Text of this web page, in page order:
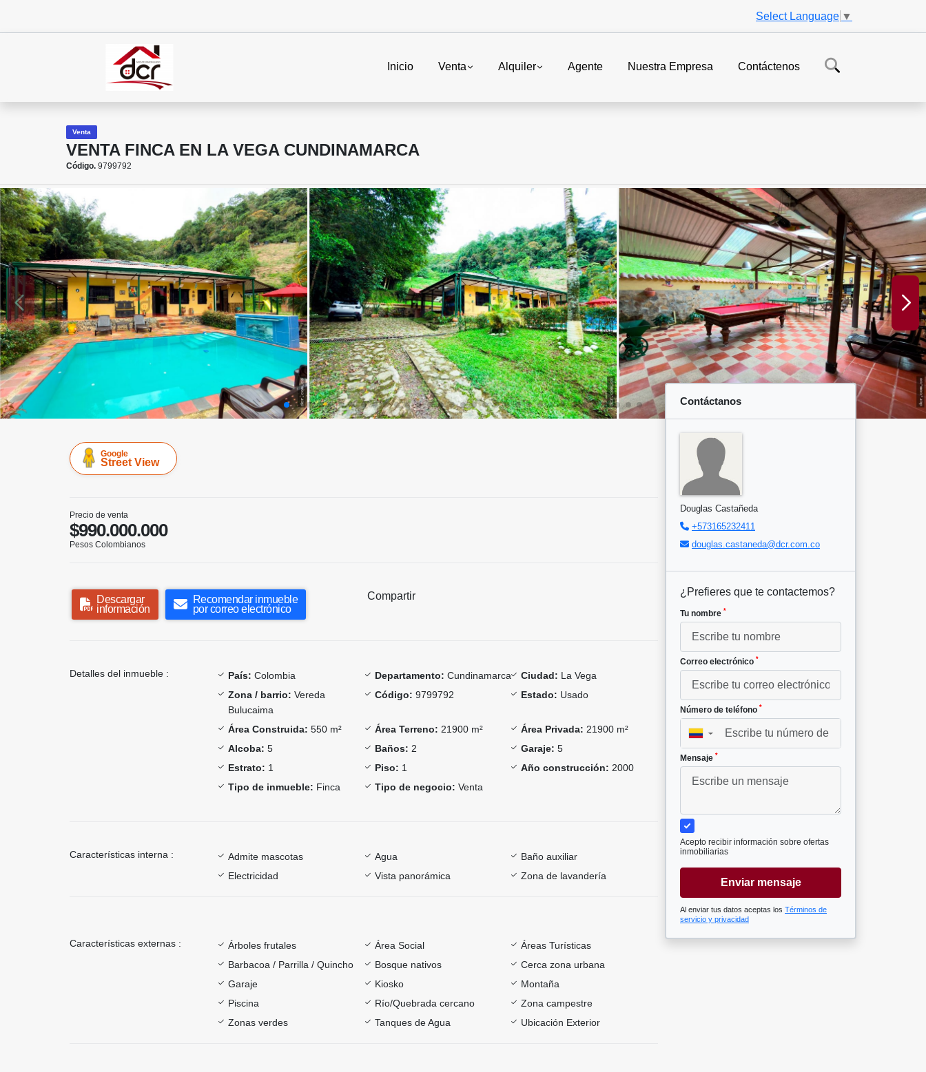
Select Language ▼
Inicio Venta Alquiler Agente Nuestra Empresa Contáctenos
Venta
VENTA FINCA EN LA VEGA CUNDINAMARCA
Código. 9799792
Google
Street View
Precio de venta
$990.000.000
Pesos Colombianos
Descargar
información
Recomendar inmueble
por correo electrónico
Compartir
Detalles del inmueble : País: Colombia Departamento: Cundinamarca Ciudad: La Vega
Zona / barrio: Vereda
Bulucaima
Código: 9799792 Estado: Usado
Área Construida: 550 m² Área Terreno: 21900 m² Área Privada: 21900 m²
Alcoba: 5 Baños: 2 Garaje: 5
Estrato: 1 Piso: 1 Año construcción: 2000
Tipo de inmueble: Finca Tipo de negocio: Venta
Características interna : Admite mascotas Agua
Baño auxiliar
Electricidad
Vista panorámica Zona de lavandería
Características externas : Árboles frutales Área Social
Áreas Turísticas
Barbacoa / Parrilla / Quincho
Bosque nativos
Cerca zona urbana
Garaje
Kiosko
Montaña
Piscina
Río/Quebrada cercano
Zona campestre
Zonas verdes
Tanques de Agua Ubicación Exterior
Contáctanos
Douglas Castañeda
+573165232411
douglas.castaneda@dcr.com.co
¿Prefieres que te contactemos?
Tu nombre *
Correo electrónico *
Número de teléfono *
▼
Mensaje *
Acepto recibir información sobre ofertas
inmobiliarias
Enviar mensaje
Al enviar tus datos aceptas los Términos de
servicio y privacidad